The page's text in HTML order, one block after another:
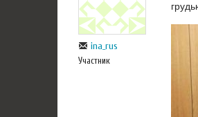
ina_rus
Участник